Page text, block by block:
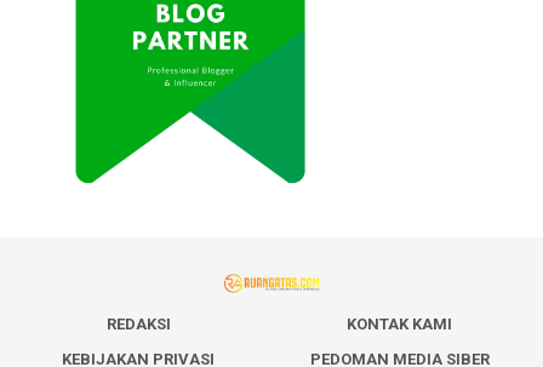
REDAKSI
KONTAK KAMI
KEBIJAKAN PRIVASI
PEDOMAN MEDIA SIBER